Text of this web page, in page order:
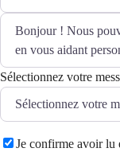
Sélectionnez votre
Je confirme avoir lu